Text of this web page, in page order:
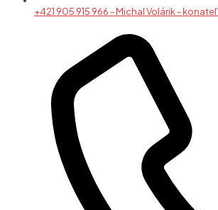
+421 905 915 966 - Michal Volárik - konateľ